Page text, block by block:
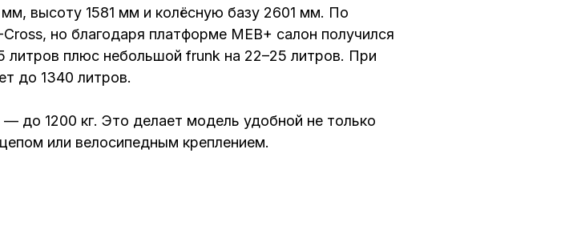
высоту 1581 мм и колёсную базу 2601 мм. По
но благодаря платформе MEB+ салон получился
плюс небольшой frunk на 22–25 литров. При
до 1340 литров.
до 1200 кг. Это делает модель удобной не только
или велосипедным креплением.